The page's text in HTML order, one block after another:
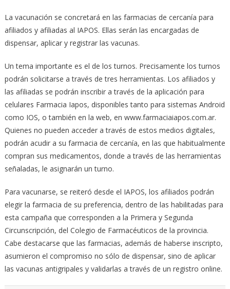
La vacunación se concretará en las farmacias de cercanía para
afiliados y afiliadas al IAPOS. Ellas serán las encargadas de
dispensar, aplicar y registrar las vacunas.
Un tema importante es el de los turnos. Precisamente los turnos
podrán solicitarse a través de tres herramientas. Los afiliados y
las afiliadas se podrán inscribir a través de la aplicación para
celulares Farmacia Iapos, disponibles tanto para sistemas Android
como IOS, o también en la web, en www.farmaciaiapos.com.ar.
Quienes no pueden acceder a través de estos medios digitales,
podrán acudir a su farmacia de cercanía, en las que habitualmente
compran sus medicamentos, donde a través de las herramientas
señaladas, le asignarán un turno.
Para vacunarse, se reiteró desde el IAPOS, los afiliados podrán
elegir la farmacia de su preferencia, dentro de las habilitadas para
esta campaña que corresponden a la Primera y Segunda
Circunscripción, del Colegio de Farmacéuticos de la provincia.
Cabe destacarse que las farmacias, además de haberse inscripto,
asumieron el compromiso no sólo de dispensar, sino de aplicar
las vacunas antigripales y validarlas a través de un registro online.